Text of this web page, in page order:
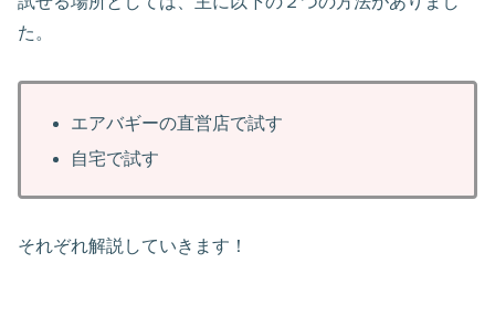
た。
エアバギーの直営店で試す
自宅で試す
それぞれ解説していきます！